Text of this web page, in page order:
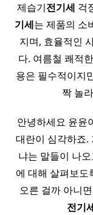
제습기전기세 걱
기세는 제품의 소
지며, 효율적인
다. 여름철 쾌적
용은 필수적이지
짝 놀
안녕하세요 윤
대란이 심각하죠.
냐는 말들이 나
에 대해 살펴보도
오른 걸까 아니
전기